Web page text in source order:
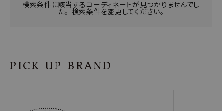
特定商取引法について
検索条件に該当するコーディネートが見つかりませんでし
た。 検索条件を変更してください。
PICK UP BRAND